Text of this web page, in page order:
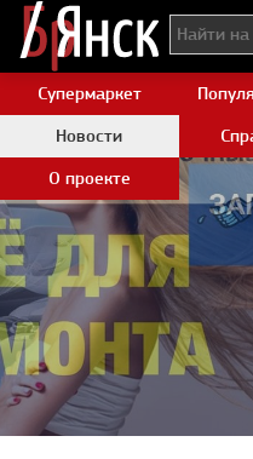
Супермаркет
Новости
О проекте